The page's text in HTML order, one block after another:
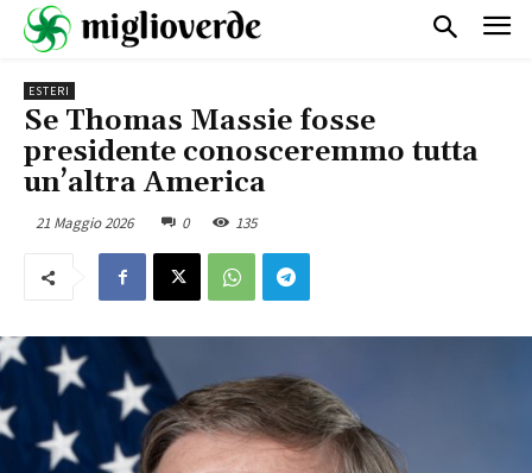
ESTERI
Se Thomas Massie fosse
presidente conosceremmo tutta
un’altra America
21 Maggio 2026 0 135